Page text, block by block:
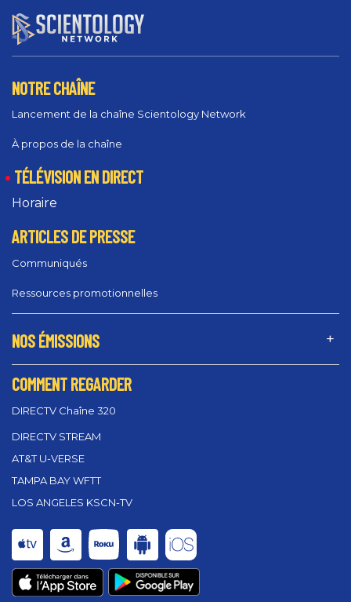
NOTRE CHAÎNE
Lancement de la chaîne Scientology Network
À propos de la chaîne
TÉLÉVISION EN DIRECT
Horaire
ARTICLES DE PRESSE
Communiqués
Ressources promotionnelles
NOS ÉMISSIONS
COMMENT REGARDER
DIRECTV Chaîne 320
DIRECTV STREAM
AT&T U-VERSE
TAMPA BAY WFTT
LOS ANGELES KSCN-TV